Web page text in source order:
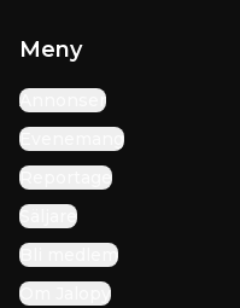
Meny
Annonser
Evenemang
Reportage
Säljare
Bli medlem
Om Jalopy